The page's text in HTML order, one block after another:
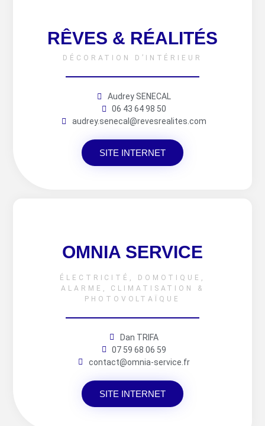
RÊVES & RÉALITÉS
DÉCORATION D’INTÉRIEUR
Audrey SENECAL
06 43 64 98 50
audrey.senecal@revesrealites.com
SITE INTERNET
OMNIA SERVICE
ÉLECTRICITÉ, DOMOTIQUE,
ALARME, CLIMATISATION &
PHOTOVOLTAÏQUE
Dan TRIFA
07 59 68 06 59
contact@omnia-service.fr
SITE INTERNET